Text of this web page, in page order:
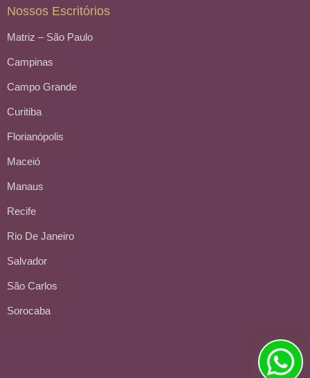
Nossos Escritórios
Matriz – São Paulo
Campinas
Campo Grande
Curitiba
Florianópolis
Maceió
Manaus
Recife
Rio De Janeiro
Salvador
São Carlos
Sorocaba